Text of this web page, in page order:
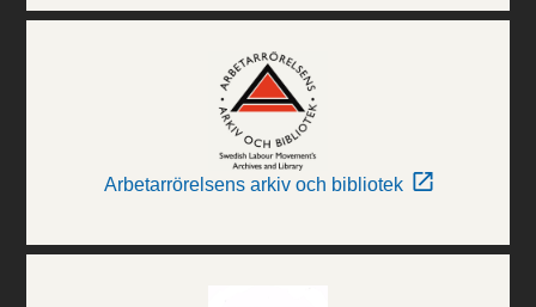
Arbetarrörelsens arkiv och bibliotek